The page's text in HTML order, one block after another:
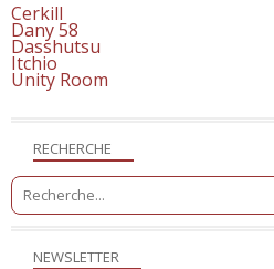
NEWSLETTER
RECHERCHE
Cerkill
Dany 58
Dasshutsu
Itchio
Unity Room